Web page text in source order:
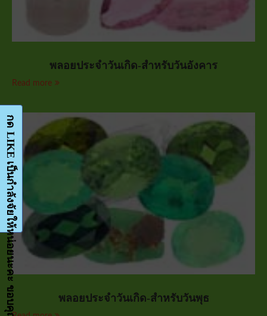
พลอยประจำวันเกิด-สำหรับวันอังคาร
Read more
พลอยประจำวันเกิด-สำหรับวันพุธ